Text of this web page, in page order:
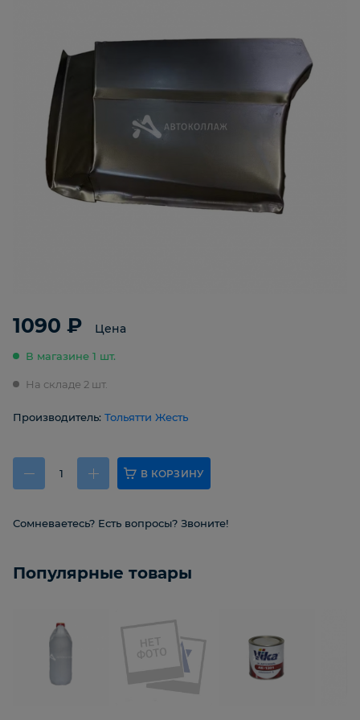
1090 ₽ Цена
В магазине 1 шт.
На складе 2 шт.
Производитель: Тольятти Жесть
В КОРЗИНУ
Сомневаетесь? Есть вопросы? Звоните!
Популярные товары